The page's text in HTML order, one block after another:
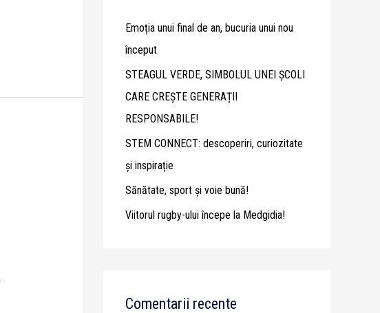
f
o
r
:
Emoția unui final de an, bucuria unui nou
început
STEAGUL VERDE, SIMBOLUL UNEI ȘCOLI
CARE CREȘTE GENERAȚII
RESPONSABILE!
STEM CONNECT: descoperiri, curiozitate
și inspirație
Sănătate, sport și voie bună!
Viitorul rugby-ului începe la Medgidia!
Comentarii recente